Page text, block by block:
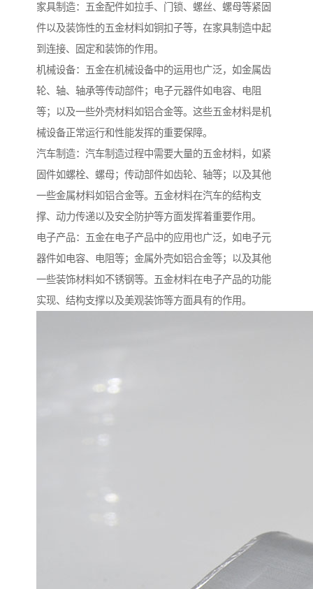
家具制造：五金配件如拉手、门锁、螺丝、螺母等紧固
件以及装饰性的五金材料如铜扣子等，在家具制造中起
到连接、固定和装饰的作用。
机械设备：五金在机械设备中的运用也广泛，如金属齿
轮、轴、轴承等传动部件；电子元器件如电容、电阻
等；以及一些外壳材料如铝合金等。这些五金材料是机
械设备正常运行和性能发挥的重要保障。
汽车制造：汽车制造过程中需要大量的五金材料，如紧
固件如螺栓、螺母；传动部件如齿轮、轴等；以及其他
一些金属材料如铝合金等。五金材料在汽车的结构支
撑、动力传递以及安全防护等方面发挥着重要作用。
电子产品：五金在电子产品中的应用也广泛，如电子元
器件如电容、电阻等；金属外壳如铝合金等；以及其他
一些装饰材料如不锈钢等。五金材料在电子产品的功能
实现、结构支撑以及美观装饰等方面具有的作用。